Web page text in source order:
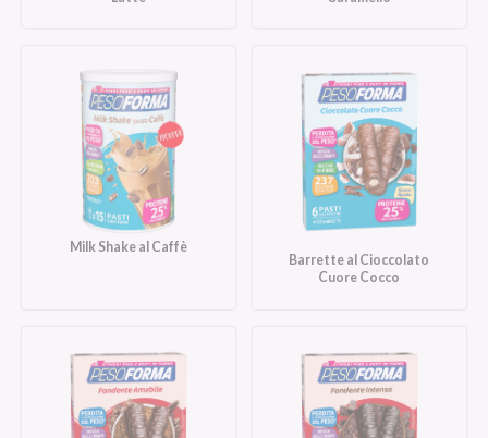
Milk Shake al Caffè
Barrette al Cioccolato
Cuore Cocco